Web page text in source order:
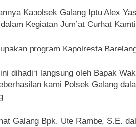
Kapolsek Galang Iptu Alex
Kegiatan Jum’at Curhat
program Kapolresta
dihadiri langsung oleh Bapak
kami Polsek Galang
Galang Bpk. Ute Rambe, S.E.